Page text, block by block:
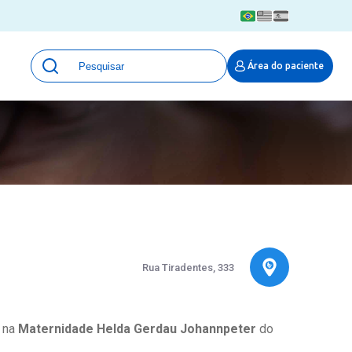
Área do paciente
Unidades
Qualidade e Segurança em saúde
Pesquisa Hospital Moinhos de Vento
Pronto Atendimento Digital
Rua Tiradentes, 333
Maternidade Helda Gerdau Johannpeter do